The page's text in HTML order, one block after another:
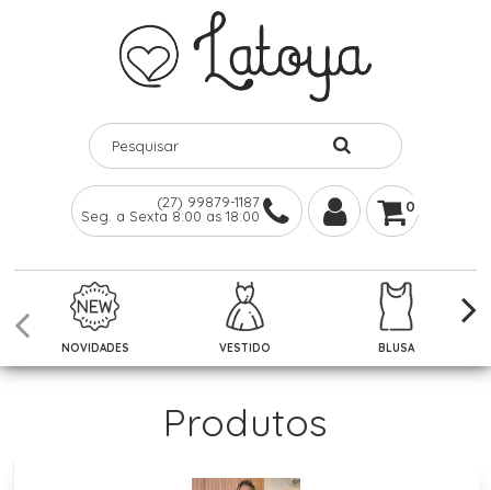
(27) 99879-1187
Seg. a Sexta 8:00 as 18:00
0
NOVIDADES VESTIDO BLUSA
Produtos